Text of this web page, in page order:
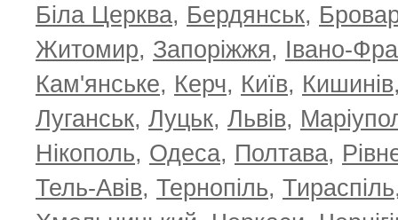
Біла Церква, Бердянськ,
Житомир, Запоріжжя, Івано-
Кам'янське, Керч, Київ, Кишинів
Луганськ, Луцьк, Львів,
Нікополь, Одеса, Полтава,
Тель-Авів, Тернопіль, Тираспіль